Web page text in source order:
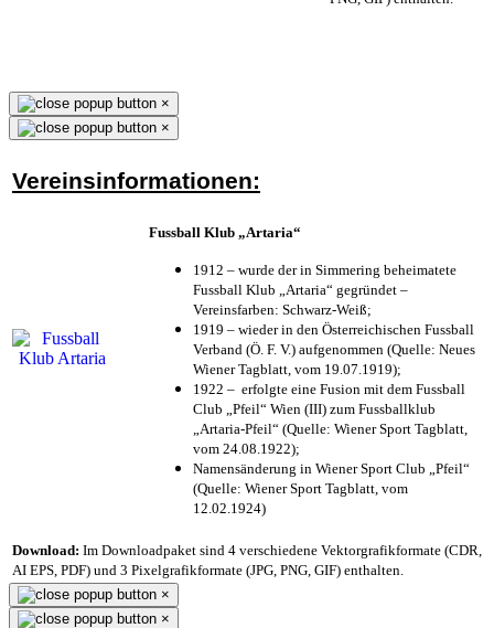
×
×
Vereinsinformationen:
Fussball Klub „Artaria“
1912 – wurde der in Simmering beheimatete
Fussball Klub „Artaria“ gegründet –
Vereinsfarben: Schwarz-Weiß;
1919 – wieder in den Österreichischen Fussball
Verband (Ö. F. V.) aufgenommen (Quelle: Neues
Wiener Tagblatt, vom 19.07.1919);
1922 – erfolgte eine Fusion mit dem Fussball
Club „Pfeil“ Wien (III) zum Fussballklub
„Artaria-Pfeil“ (Quelle: Wiener Sport Tagblatt,
vom 24.08.1922);
Namensänderung in Wiener Sport Club „Pfeil“
(Quelle: Wiener Sport Tagblatt, vom
12.02.1924)
Download: Im Downloadpaket sind 4 verschiedene Vektorgrafikformate (CDR,
AI EPS, PDF) und 3 Pixelgrafikformate (JPG, PNG, GIF) enthalten.
×
×